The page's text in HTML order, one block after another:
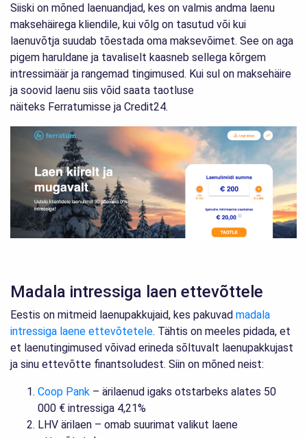
Siiski on mõned laenuandjad, kes on valmis andma laenu
maksehäirega kliendile, kui võlg on tasutud või kui
laenuvõtja suudab tõestada oma maksevõimet. See on aga
pigem haruldane ja tavaliselt kaasneb sellega kõrgem
intressimäär ja rangemad tingimused. Kui sul on maksehäire
ja soovid laenu siis võid saata taotluse
näiteks Ferratumisse ja Credit24.
Madala intressiga laen ettevõttele
Eestis on mitmeid laenupakkujaid, kes pakuvad madala
intressiga laene ettevõtetele. Tähtis on meeles pidada, et
et laenutingimused võivad erineda sõltuvalt laenupakkujast
ja sinu ettevõtte finantsoludest. Siin on mõned neist:
Coop Pank – ärilaenud igaks otstarbeks alates 50
000 € intressiga 4,21%
LHV ärilaen – omab suurimat valikut laene